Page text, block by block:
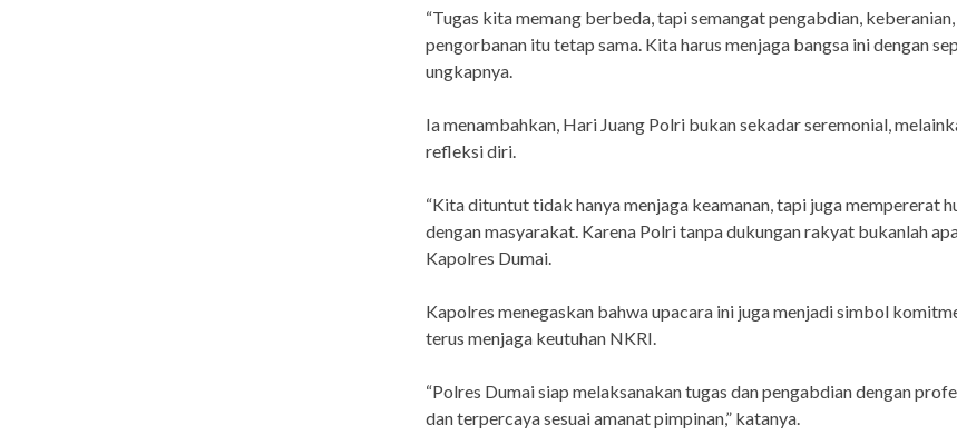
“Tugas kita memang berbeda, tapi semangat pengabdian,
pengorbanan itu tetap sama. Kita harus menjaga bangsa ini dengan
ungkapnya.
Ia menambahkan, Hari Juang Polri bukan sekadar seremonial,
refleksi diri.
“Kita dituntut tidak hanya menjaga keamanan, tapi juga mempererat
dengan masyarakat. Karena Polri tanpa dukungan rakyat bukanlah
Kapolres Dumai.
Kapolres menegaskan bahwa upacara ini juga menjadi simbol
terus menjaga keutuhan NKRI.
“Polres Dumai siap melaksanakan tugas dan pengabdian dengan
dan terpercaya sesuai amanat pimpinan,” katanya.